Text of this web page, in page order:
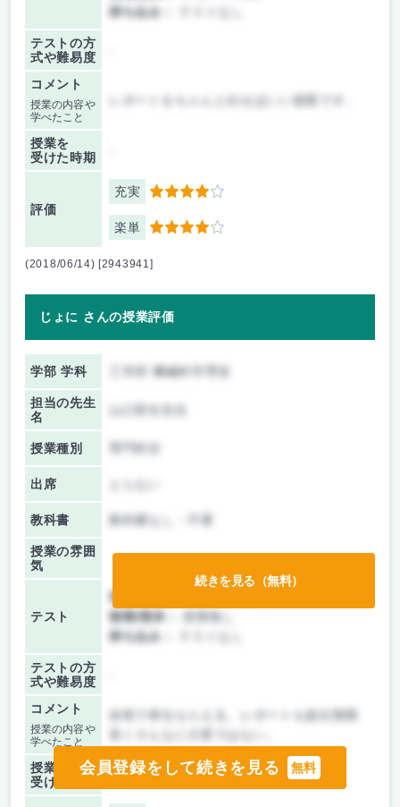
会員登録をして続きを見る 無料
持ち込み：
テストの方
式や難易度
コメント
授業の内容や
学べたこと
授業を
受けた時期
評価
充実 4
楽単 4
(2018/06/14) [2943941]
じょに さんの授業評価
学部 学科 工学府 機械科学専攻
担当の先生
名
授業種別
出席
教科書 教科書なし・不要
授業の雰囲
気
テスト
前期/中間：
後期/期末：
授業無し
持ち込み：
テストの方
式や難易度
コメント
授業の内容や
学べたこと
授業を
受けた時期
-
続きを見る（無料）